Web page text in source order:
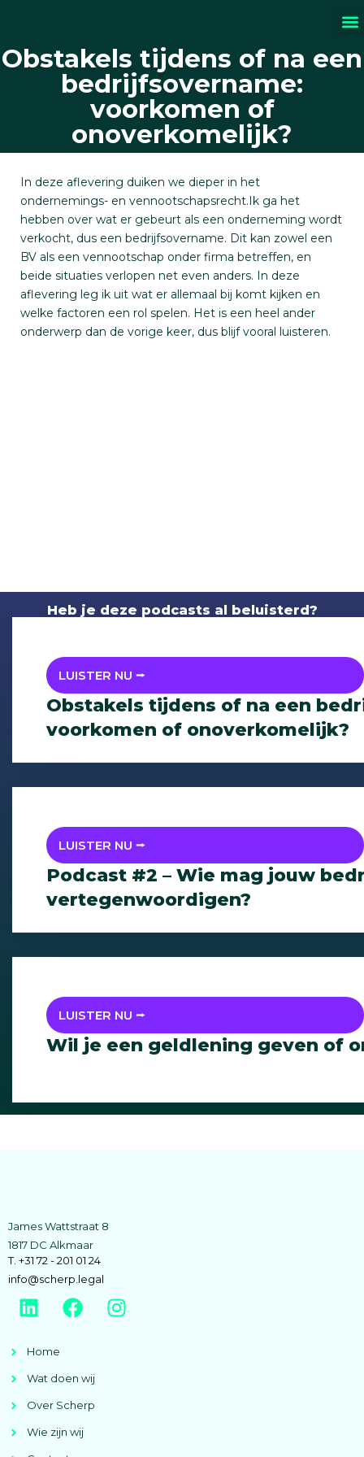
Obstakels tijdens of na een
bedrijfsovername:
voorkomen of
onoverkomelijk?
In deze aflevering duiken we dieper in het
ondernemings- en vennootschapsrecht.Ik ga het
hebben over wat er gebeurt als een onderneming wordt
verkocht, dus een bedrijfsovername. Dit kan zowel een
BV als een vennootschap onder firma betreffen, en
beide situaties verlopen net even anders. In deze
aflevering leg ik uit wat er allemaal bij komt kijken en
welke factoren een rol spelen. Het is een heel ander
onderwerp dan de vorige keer, dus blijf vooral luisteren.
Heb je deze podcasts al beluisterd?
LUISTER NU ⭢
Obstakels tijdens of na een
voorkomen of onoverkomelijk?
LUISTER NU ⭢
Podcast #2 – Wie mag jouw
vertegenwoordigen?
LUISTER NU ⭢
Wil je een geldlening geven of
James Wattstraat 8
1817 DC Alkmaar
T. +31 72 - 201 01 24
info@scherp.legal
Home
Wat doen wij
Over Scherp
Wie zijn wij